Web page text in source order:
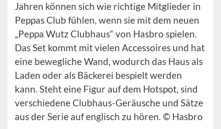
Jahren können sich wie richtige Mitglieder in
Peppas Club fühlen, wenn sie mit dem neuen
„Peppa Wutz Clubhaus“ von Hasbro spielen.
Das Set kommt mit vielen Accessoires und hat
eine bewegliche Wand, wodurch das Haus als
Laden oder als Bäckerei bespielt werden
kann. Steht eine Figur auf dem Hotspot, sind
verschiedene Clubhaus-Geräusche und Sätze
aus der Serie auf englisch zu hören. © Hasbro